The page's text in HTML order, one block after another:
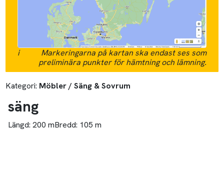
i
Markeringarna på kartan ska endast ses som
preliminära punkter för hämtning och lämning.
Kategori: Möbler / Säng & Sovrum
säng
Längd: 200 mBredd: 105 m